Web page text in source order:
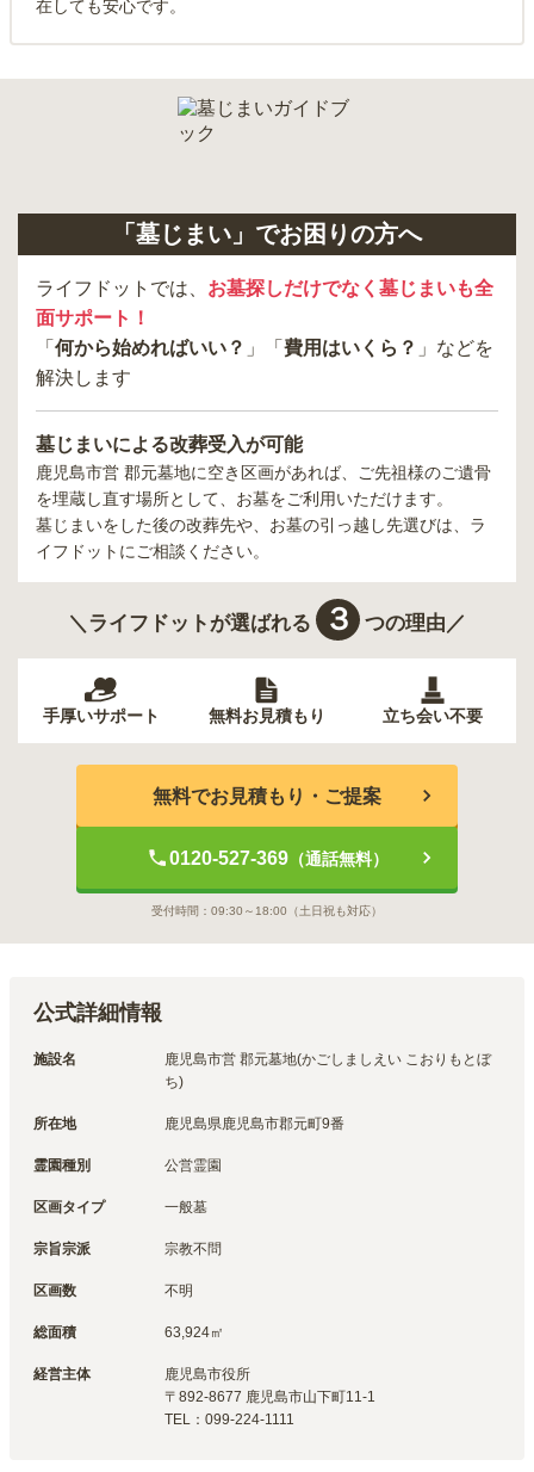
在しても安心です。
「墓じまい」でお困りの方へ
ライフドットでは、 お墓探しだけでなく墓じまいも全
面サポート！
「 何から始めればいい？ 」「 費用はいくら？ 」などを
解決します
墓じまいによる改葬受入が可能
鹿児島市営 郡元墓地に空き区画があれば、ご先祖様のご遺骨
を埋蔵し直す場所として、お墓をご利用いただけます。
墓じまいをした後の改葬先や、お墓の引っ越し先選びは、ラ
イフドットにご相談ください。
＼ライフドットが選ばれる ３ つの理由／
手厚いサポート 無料お見積もり 立ち会い不要
無料でお見積もり・ご提案
0120-527-369（通話無料）
受付時間： 09:30～18:00 （土日祝も対応）
公式詳細情報
施設名
鹿児島市営 郡元墓地(かごしましえい こおりもとぼ
ち)
所在地 鹿児島県鹿児島市郡元町9番
霊園種別 公営霊園
区画タイプ 一般墓
宗旨宗派 宗教不問
区画数 不明
総面積 63,924㎡
経営主体 鹿児島市役所
〒 892-8677 鹿児島市山下町11-1
TEL： 099-224-1111